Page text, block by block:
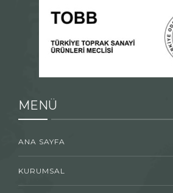
MENÜ
ANA SAYFA
KURUMSAL